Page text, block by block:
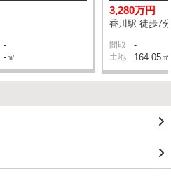
-
-㎡
3,280万円
香川駅 徒歩7分
間取 -
土地 164.05㎡